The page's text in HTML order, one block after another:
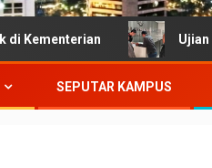
Ujian Transparansi
SEPUTAR KAMPUS